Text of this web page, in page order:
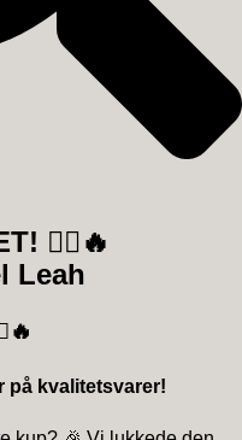
🏃‍♀️🔥
Leah
på kvalitetsvarer!